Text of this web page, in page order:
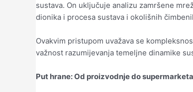
sustava. On uključuje analizu zamršene
dionika i procesa sustava i okolišnih
Ovakvim pristupom uvažava se
važnost razumijevanja temeljne dinamike
Put hrane: Od proizvodnje do supermarketa